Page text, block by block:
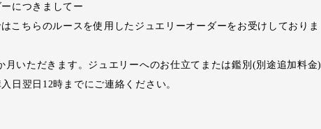
につきましてー
こちらのルースを使用したジュエリーオーダーをお受けしておりま
月いただきます。ジュエリーへのお仕立てまたは鑑別(別途追加料金)
日翌日12時までにご連絡ください。